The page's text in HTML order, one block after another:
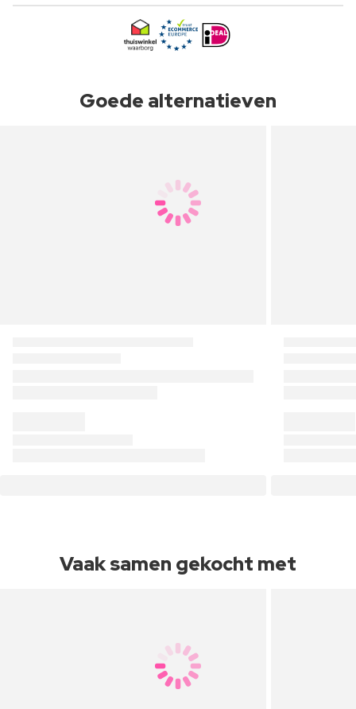
Goede alternatieven
Vaak samen gekocht met